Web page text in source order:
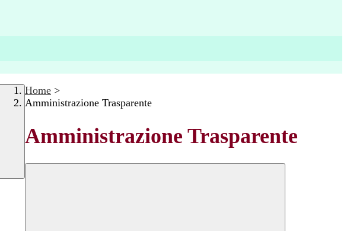
Home >
Amministrazione Trasparente
Amministrazione Trasparente